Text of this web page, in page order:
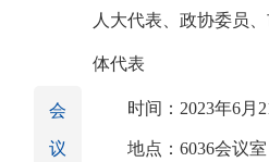
人大代表、政协委员
体代表
会
议
时间： 2023年6月
地点： 6036会议室